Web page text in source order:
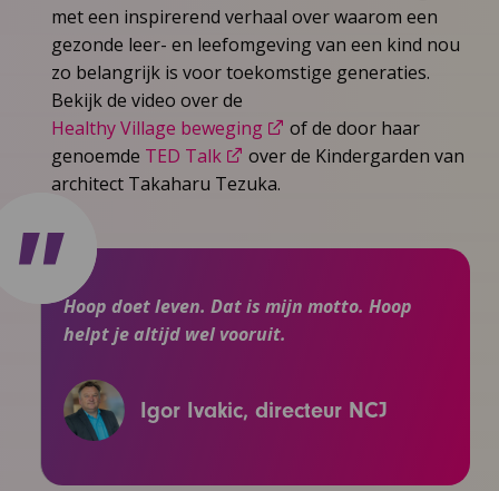
met een inspirerend verhaal over waarom een
gezonde leer- en leefomgeving van een kind nou
zo belangrijk is voor toekomstige generaties.
Bekijk de video over de
Healthy Village beweging
of de door haar
genoemde TED Talk
over de Kindergarden van
architect Takaharu Tezuka.
Hoop doet leven. Dat is mijn motto. Hoop
helpt je altijd wel vooruit.
Igor Ivakic, directeur NCJ